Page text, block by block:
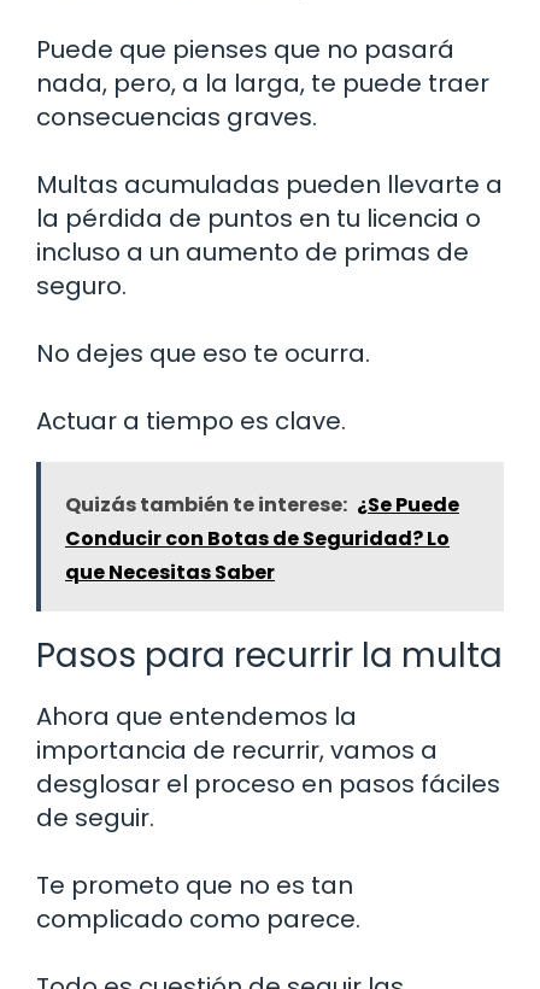
Puede que pienses que no pasará
nada, pero, a la larga, te puede traer
consecuencias graves.
Multas acumuladas pueden llevarte a
la pérdida de puntos en tu licencia o
incluso a un aumento de primas de
seguro.
No dejes que eso te ocurra.
Actuar a tiempo es clave.
Quizás también te interese: ¿Se Puede
Conducir con Botas de Seguridad? Lo
que Necesitas Saber
Pasos para recurrir la multa
Ahora que entendemos la
importancia de recurrir, vamos a
desglosar el proceso en pasos fáciles
de seguir.
Te prometo que no es tan
complicado como parece.